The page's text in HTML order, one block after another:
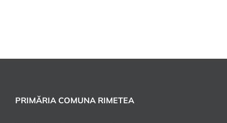
PRIMĂRIA COMUNA RIMETEA